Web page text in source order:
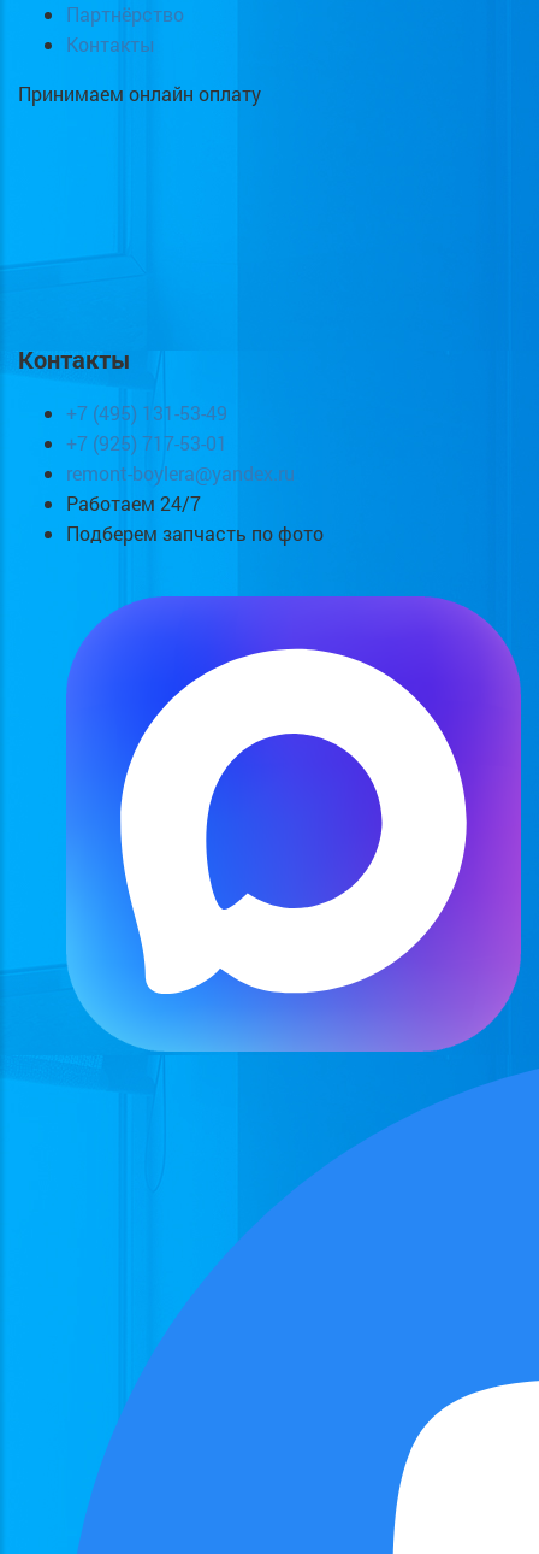
Партнёрство
Контакты
Принимаем онлайн оплату
Контакты
+7 (495) 131-53-49
+7 (925) 717-53-01
remont-boylera@yandex.ru
Работаем 24/7
Подберем запчасть по фото